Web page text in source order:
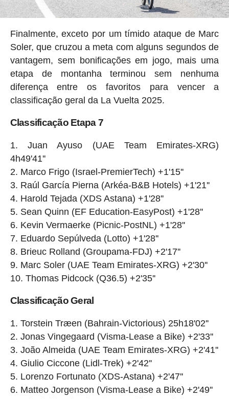
Finalmente, exceto por um tímido ataque de Marc
Soler, que cruzou a meta com alguns segundos de
vantagem, sem bonificações em jogo, mais uma
etapa de montanha terminou sem nenhuma
diferença entre os favoritos para vencer a
classificação geral da La Vuelta 2025.
Classificação Etapa 7
Juan Ayuso (UAE Team Emirates-XRG)
4h49'41''
Marco Frigo (Israel-PremierTech) +1'15''
Raúl García Pierna (Arkéa-B&B Hotels) +1'21''
Harold Tejada (XDS Astana) +1'28''
Sean Quinn (EF Education-EasyPost) +1'28''
Kevin Vermaerke (Picnic-PostNL) +1'28''
Eduardo Sepúlveda (Lotto) +1'28''
Brieuc Rolland (Groupama-FDJ) +2'17''
Marc Soler (UAE Team Emirates-XRG) +2'30''
Thomas Pidcock (Q36.5) +2'35''
Classificação Geral
Torstein Træen (Bahrain-Victorious) 25h18'02''
Jonas Vingegaard (Visma-Lease a Bike) +2'33''
João Almeida (UAE Team Emirates-XRG) +2'41''
Giulio Ciccone (Lidl-Trek) +2'42''
Lorenzo Fortunato (XDS-Astana) +2'47''
Matteo Jorgenson (Visma-Lease a Bike) +2'49''